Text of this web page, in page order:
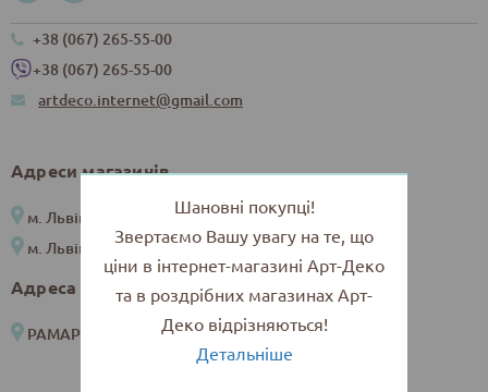
+38 (067) 265-55-00
+38 (067) 265-55-00
artdeco.internet@gmail.com
Адреси магазинів
м. Львів, вул. Снопківська, 4
м. Львів, вул. Коперника, 11 (у дворику)
Адреса рамарні
РАМАРНЯ м. Львів, вул. Коперника, 16
Шановні покупці!
Звертаємо Вашу увагу на те, що
ціни в інтернет-магазині Арт-Деко
та в роздрібних магазинах Арт-
Деко відрізняються!
Детальніше